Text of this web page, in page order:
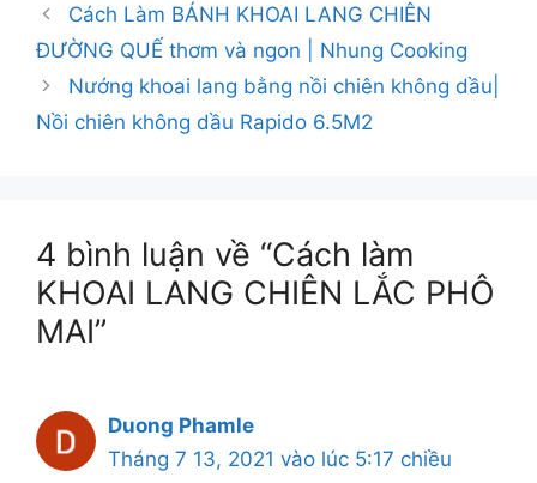
Cách Làm BÁNH KHOAI LANG CHIÊN
ĐƯỜNG QUẾ thơm và ngon | Nhung Cooking
Nướng khoai lang bằng nồi chiên không dầu|
Nồi chiên không dầu Rapido 6.5M2
4 bình luận về “Cách làm
KHOAI LANG CHIÊN LẮC PHÔ
MAI”
Duong Phamle
Tháng 7 13, 2021 vào lúc 5:17 chiều